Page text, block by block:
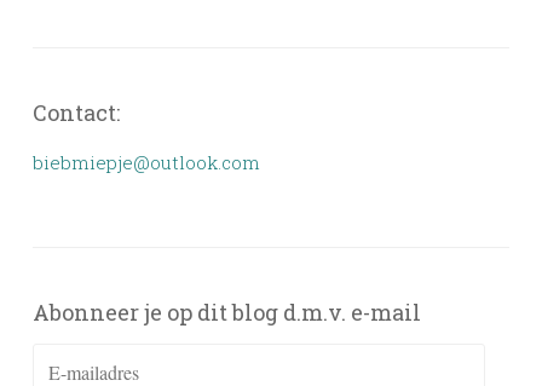
Contact:
biebmiepje@outlook.com
Abonneer je op dit blog d.m.v. e-mail